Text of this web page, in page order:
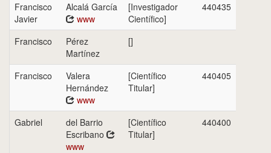
Francisco
Javier
Alcalá García
www
[Investigador
Científico]
440435
Francisco
Pérez
Martínez
[]
Francisco
Valera
Hernández
www
[Científico
Titular]
440405
Gabriel
del Barrio
Escribano
www
[Científico
Titular]
440400